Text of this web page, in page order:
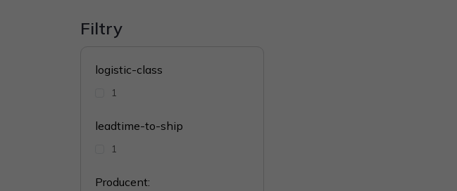
Filtry
logistic-class
1
leadtime-to-ship
1
Producent: